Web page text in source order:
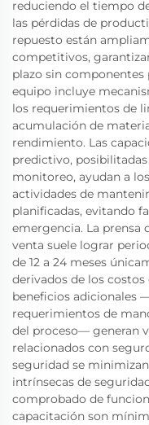
reduciendo el tiempo
las pérdidas de
repuesto están
competitivos,
plazo sin componentes
equipo incluye
los requerimientos de
acumulación de
rendimiento. Las
predictivo,
monitoreo, ayudan a
actividades de
planificadas, evitando
emergencia. La prensa
venta suele lograr
de 12 a 24 meses
derivados de los
beneficios adicionales
requerimientos de
del proceso— generan
relacionados con
seguridad se
intrínsecas de
comprobado de
capacitación son